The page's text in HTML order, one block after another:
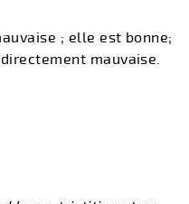
; elle est bonne;
mauvaise.